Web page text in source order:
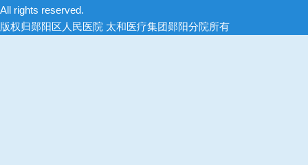
All rights reserved.
版权归郧阳区人民医院 太和医疗集团郧阳分院所有